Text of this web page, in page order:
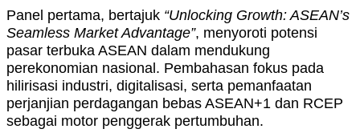
Panel pertama, bertajuk “Unlocking Growth: ASEAN’s
Seamless Market Advantage”, menyoroti potensi
pasar terbuka ASEAN dalam mendukung
perekonomian nasional. Pembahasan fokus pada
hilirisasi industri, digitalisasi, serta pemanfaatan
perjanjian perdagangan bebas ASEAN+1 dan RCEP
sebagai motor penggerak pertumbuhan.